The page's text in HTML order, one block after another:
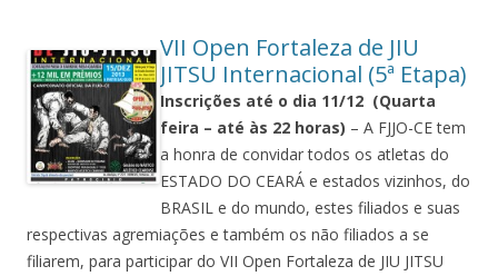
VII Open Fortaleza de JIU
JITSU Internacional (5ª Etapa)
Inscrições até o dia 11/12 (Quarta
feira – até às 22 horas) – A FJJO-CE tem
a honra de convidar todos os atletas do
ESTADO DO CEARÁ e estados vizinhos, do
BRASIL e do mundo, estes filiados e suas
respectivas agremiações e também os não filiados a se
filiarem, para participar do VII Open Fortaleza de JIU JITSU